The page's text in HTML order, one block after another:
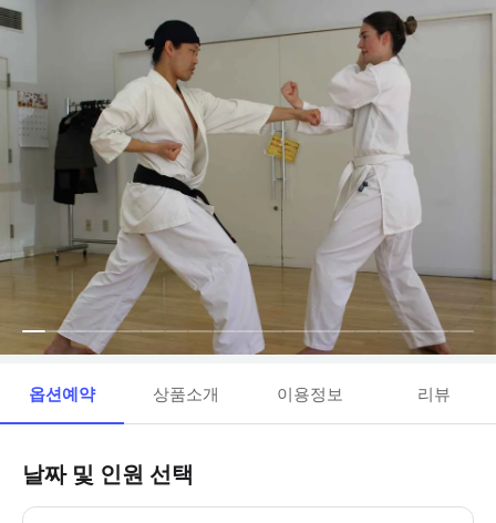
옵션예약 상품소개 이용정보 리뷰
날짜 및 인원 선택